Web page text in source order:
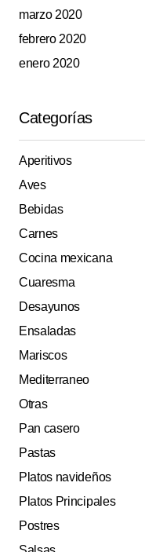
marzo 2020
febrero 2020
enero 2020
Categorías
Aperitivos
Aves
Bebidas
Carnes
Cocina mexicana
Cuaresma
Desayunos
Ensaladas
Mariscos
Mediterraneo
Otras
Pan casero
Pastas
Platos navideños
Platos Principales
Postres